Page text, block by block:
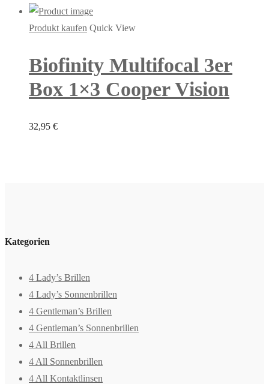
Produkt kaufen Quick View
Biofinity Multifocal 3er
Box 1×3 Cooper Vision
32,95 €
Kategorien
4 Lady’s Brillen
4 Lady’s Sonnenbrillen
4 Gentleman’s Brillen
4 Gentleman’s Sonnenbrillen
4 All Brillen
4 All Sonnenbrillen
4 All Kontaktlinsen